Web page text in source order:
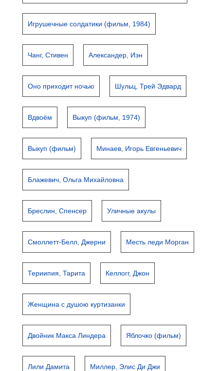
Игрушечные солдатики (фильм, 1984)
Чанг, Стивен Александер, Иэн
Оно приходит ночью Шульц, Трей Эдвард
Вдвоём Выкуп (фильм, 1974)
Выкуп (фильм) Минаев, Игорь Евгеньевич
Блажевич, Ольга Михайловна
Бреслин, Спенсер Уличные акулы
Смоллетт-Белл, Джерни Месть леди Морган
Териипия, Тарита Келлогг, Джон
Женщина с душою куртизанки
Двойник Макса Линдера Яблочко (фильм)
Лили Дамита Миллер, Элис Ди Джи